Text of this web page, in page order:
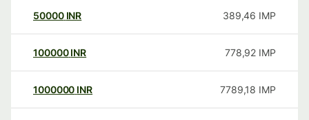
50000 INR 389,46 IMP
100000 INR 778,92 IMP
1000000 INR 7789,18 IMP